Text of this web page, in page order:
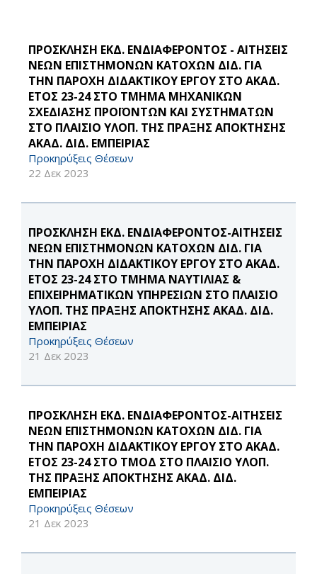
ΠΡΟΣΚΛΗΣΗ ΕΚΔ. ΕΝΔΙΑΦΕΡΟΝΤΟΣ - ΑΙΤΗΣΕΙΣ
ΝΕΩΝ ΕΠΙΣΤΗΜΟΝΩΝ ΚΑΤΟΧΩΝ ΔΙΔ. ΓΙΑ
ΤΗΝ ΠΑΡΟΧΗ ΔΙΔΑΚΤΙΚΟΥ ΕΡΓΟΥ ΣΤΟ ΑΚΑΔ.
ΕΤΟΣ 23-24 ΣΤΟ ΤΜΗΜΑ ΜΗΧΑΝΙΚΩΝ
ΣΧΕΔΙΑΣΗΣ ΠΡΟΪΟΝΤΩΝ ΚΑΙ ΣΥΣΤΗΜΑΤΩΝ
ΣΤΟ ΠΛΑΙΣΙΟ ΥΛΟΠ. ΤΗΣ ΠΡΑΞΗΣ ΑΠΟΚΤΗΣΗΣ
ΑΚΑΔ. ΔΙΔ. ΕΜΠΕΙΡΙΑΣ
Προκηρύξεις Θέσεων
22 Δεκ 2023
ΠΡΟΣΚΛΗΣΗ ΕΚΔ. ΕΝΔΙΑΦΕΡΟΝΤΟΣ-ΑΙΤΗΣΕΙΣ
ΝΕΩΝ ΕΠΙΣΤΗΜΟΝΩΝ ΚΑΤΟΧΩΝ ΔΙΔ. ΓΙΑ
ΤΗΝ ΠΑΡΟΧΗ ΔΙΔΑΚΤΙΚΟΥ ΕΡΓΟΥ ΣΤΟ ΑΚΑΔ.
ΕΤΟΣ 23-24 ΣΤΟ ΤΜΗΜΑ ΝΑΥΤΙΛΙΑΣ &
ΕΠΙΧΕΙΡΗΜΑΤΙΚΩΝ ΥΠΗΡΕΣΙΩΝ ΣΤΟ ΠΛΑΙΣΙΟ
ΥΛΟΠ. ΤΗΣ ΠΡΑΞΗΣ ΑΠΟΚΤΗΣΗΣ ΑΚΑΔ. ΔΙΔ.
ΕΜΠΕΙΡΙΑΣ
Προκηρύξεις Θέσεων
21 Δεκ 2023
ΠΡΟΣΚΛΗΣΗ ΕΚΔ. ΕΝΔΙΑΦΕΡΟΝΤΟΣ-ΑΙΤΗΣΕΙΣ
ΝΕΩΝ ΕΠΙΣΤΗΜΟΝΩΝ ΚΑΤΟΧΩΝ ΔΙΔ. ΓΙΑ
ΤΗΝ ΠΑΡΟΧΗ ΔΙΔΑΚΤΙΚΟΥ ΕΡΓΟΥ ΣΤΟ ΑΚΑΔ.
ΕΤΟΣ 23-24 ΣΤΟ ΤΜΟΔ ΣΤΟ ΠΛΑΙΣΙΟ ΥΛΟΠ.
ΤΗΣ ΠΡΑΞΗΣ ΑΠΟΚΤΗΣΗΣ ΑΚΑΔ. ΔΙΔ.
ΕΜΠΕΙΡΙΑΣ
Προκηρύξεις Θέσεων
21 Δεκ 2023